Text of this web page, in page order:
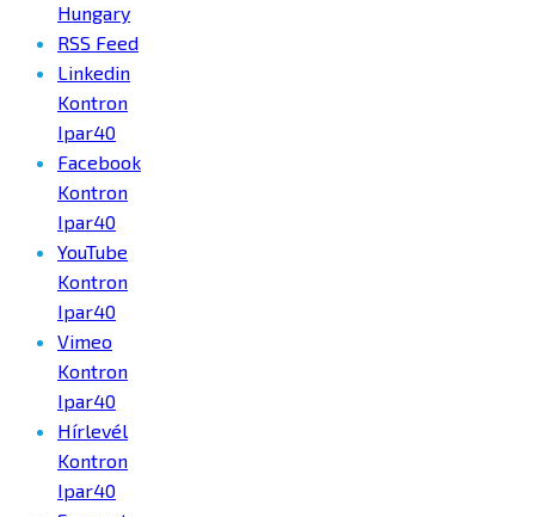
Hungary
RSS Feed
Linkedin
Kontron
Ipar40
Facebook
Kontron
Ipar40
YouTube
Kontron
Ipar40
Vimeo
Kontron
Ipar40
Hírlevél
Kontron
Ipar40